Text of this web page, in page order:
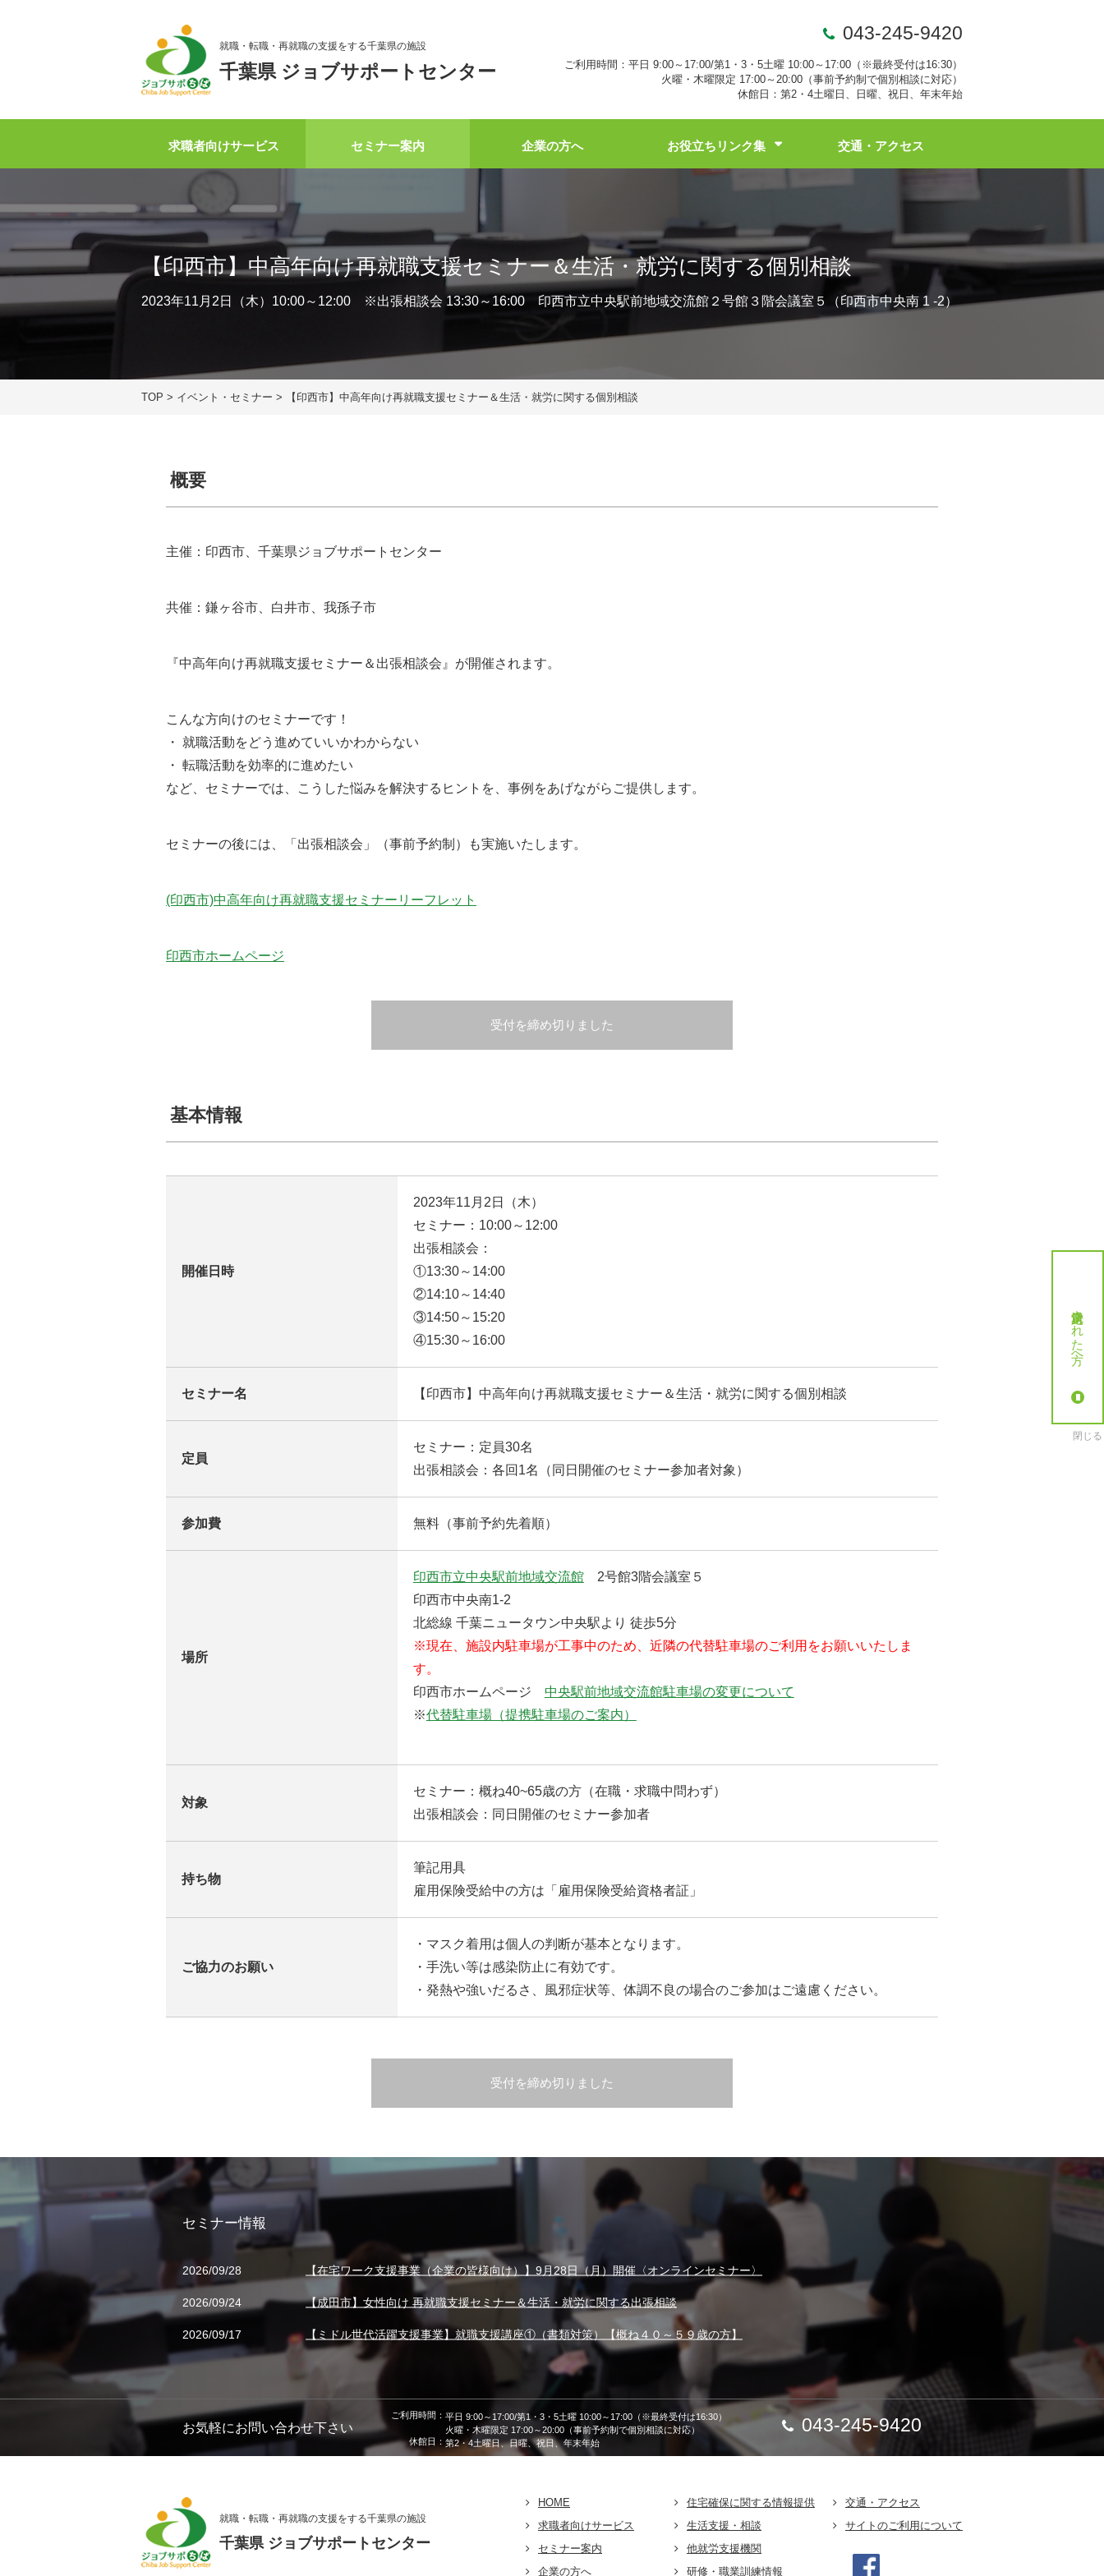
就職・転職・再就職の支援をする千葉県の施設
千葉県 ジョブサポートセンター
043-245-9420
ご利用時間：平日 9:00～17:00/第1・3・5土曜 10:00～17:00（※最終受付は16:30）
火曜・木曜限定 17:00～20:00（事前予約制で個別相談に対応）
休館日：第2・4土曜日、日曜、祝日、年末年始
求職者向けサービス セミナー案内 企業の方へ お役立ちリンク集 交通・アクセス
【印西市】中高年向け再就職支援セミナー＆生活・就労に関する個別相談
2023年11月2日（木）10:00～12:00 ※出張相談会 13:30～16:00 印西市立中央駅前地域交流館２号館３階会議室５（印西市中央南 1 ‐2）
TOP > イベント・セミナー > 【印西市】中高年向け再就職支援セミナー＆生活・就労に関する個別相談
概要
主催：印西市、千葉県ジョブサポートセンター
共催：鎌ヶ谷市、白井市、我孫子市
『中高年向け再就職支援セミナー＆出張相談会』が開催されます。
こんな方向けのセミナーです！
・ 就職活動をどう進めていいかわからない
・ 転職活動を効率的に進めたい
など、セミナーでは、こうした悩みを解決するヒントを、事例をあげながらご提供します。
セミナーの後には、「出張相談会」（事前予約制）も実施いたします。
(印西市)中高年向け再就職支援セミナーリーフレット
印西市ホームページ
受付を締め切りました
基本情報
開催日時
2023年11月2日（木）
セミナー：10:00～12:00
出張相談会：
①13:30～14:00
②14:10～14:40
③14:50～15:20
④15:30～16:00
セミナー名 【印西市】中高年向け再就職支援セミナー＆生活・就労に関する個別相談
定員
セミナー：定員30名
出張相談会：各回1名（同日開催のセミナー参加者対象）
参加費 無料（事前予約先着順）
場所
印西市立中央駅前地域交流館2号館3階会議室５
印西市中央南1-2
北総線 千葉ニュータウン中央駅より 徒歩5分
※現在、施設内駐車場が工事中のため、近隣の代替駐車場のご利用をお願いいたしま
す。
印西市ホームページ 中央駅前地域交流館駐車場の変更について
※代替駐車場（提携駐車場のご案内）
対象
セミナー：概ね40~65歳の方（在職・求職中問わず）
出張相談会：同日開催のセミナー参加者
持ち物
筆記用具
雇用保険受給中の方は「雇用保険受給資格者証」
ご協力のお願い
・マスク着用は個人の判断が基本となります。
・手洗い等は感染防止に有効です。
・発熱や強いだるさ、風邪症状等、体調不良の場合のご参加はご遠慮ください。
受付を締め切りました
セミナー情報
2026/09/28 【在宅ワーク支援事業（企業の皆様向け）】9月28日（月）開催〈オンラインセミナー〉
2026/09/24 【成田市】女性向け 再就職支援セミナー＆生活・就労に関する出張相談
2026/09/17 【ミドル世代活躍支援事業】就職支援講座①（書類対策）【概ね４０～５９歳の方】
お気軽にお問い合わせ下さい 043-245-9420
ご利用時間： 平日 9:00～17:00/第1・3・5土曜 10:00～17:00（※最終受付は16:30）
火曜・木曜限定 17:00～20:00（事前予約制で個別相談に対応）
休館日： 第2・4土曜日、日曜、祝日、年末年始
就職・転職・再就職の支援をする千葉県の施設
千葉県 ジョブサポートセンター
HOME
求職者向けサービス
セミナー案内
企業の方へ
住宅確保に関する情報提供
生活支援・相談
他就労支援機関
研修・職業訓練情報
交通・アクセス
サイトのご利用について
就労決定された方へ
閉じる